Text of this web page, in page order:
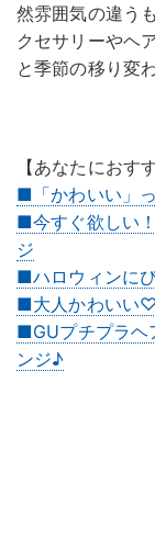
然雰囲気の違う
クセサリーやヘ
と季節の移り変
【あなたにおす
■「かわいい」
■今すぐ欲しい
ジ
■ハロウィンに
■大人かわいい♡
■GUプチプラヘ
ンジ♪